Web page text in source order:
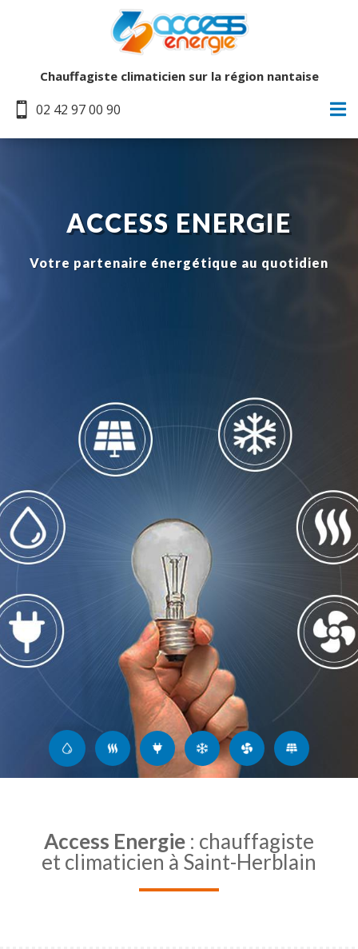
Chauffagiste climaticien sur la région nantaise
 02 42 97 00 90 
ACCESS ENERGIE
Votre partenaire énergétique au quotidien
Access Energie: chauffagiste
et climaticien à Saint-Herblain